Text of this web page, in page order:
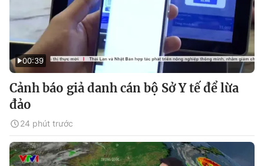
00:39
Cảnh báo giả danh cán bộ Sở Y tế để lừa
đảo
24 phút trước